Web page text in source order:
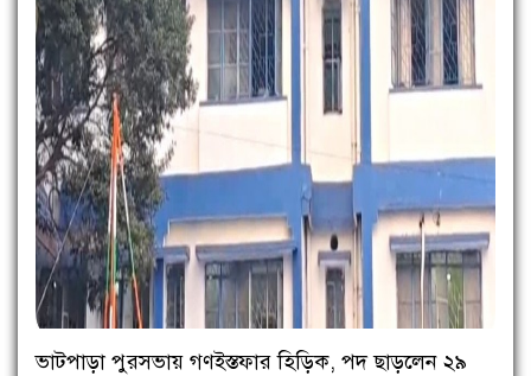
ভাটপাড়া পুরসভায় গণইস্তফার হিড়িক, পদ ছাড়লেন ২৯